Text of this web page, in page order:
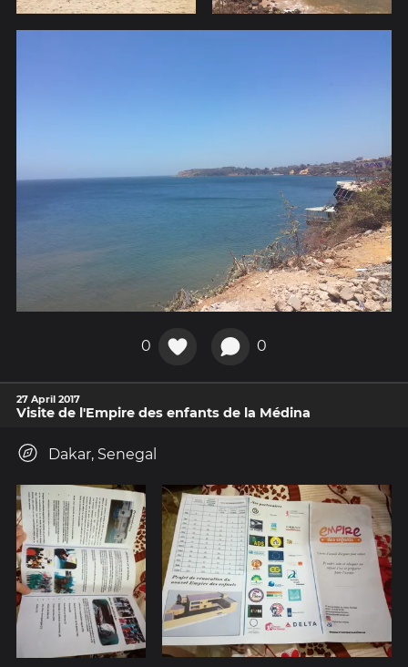
0 0
27 April 2017
Visite de l'Empire des enfants de la Médina
Dakar, Senegal